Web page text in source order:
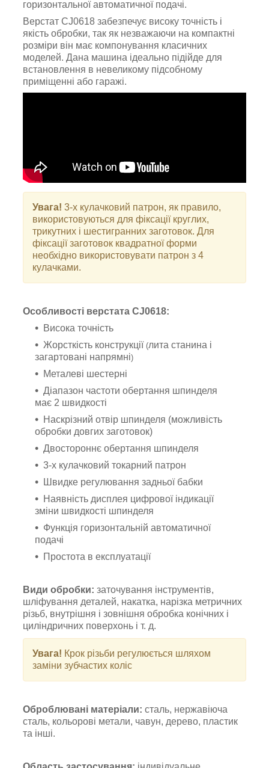
горизонтальної автоматичної подачі.
Верстат CJ0618 забезпечує високу точність і
якість обробки, так як незважаючи на компактні
розміри він має компонування класичних
моделей. Дана машина ідеально підійде для
встановлення в невеликому підсобному
приміщенні або гаражі.
Увага! 3-х кулачковий патрон, як правило,
використовуються для фіксації круглих,
трикутних і шестигранних заготовок. Для
фіксації заготовок квадратної форми
необхідно використовувати патрон з 4
кулачками.
Особливості верстата CJ0618:
Висока точність
Жорсткість конструкції (лита станина і
загартовані напрямні)
Металеві шестерні
Діапазон частоти обертання шпинделя
має 2 швидкості
Наскрізний отвір шпинделя (можливість
обробки довгих заготовок)
Двостороннє обертання шпинделя
3-х кулачковий токарний патрон
Швидке регулювання задньої бабки
Наявність дисплея цифрової індикації
зміни швидкості шпинделя
Функція горизонтальній автоматичної
подачі
Простота в експлуатації
Види обробки: заточування інструментів,
шліфування деталей, накатка, нарізка метричних
різьб, внутрішня і зовнішня обробка конічних і
циліндричних поверхонь і т. д.
Увага! Крок різьби регулюється шляхом
заміни зубчастих коліс
Оброблювані матеріали: сталь, нержавіюча
сталь, кольорові метали, чавун, дерево, пластик
та інші.